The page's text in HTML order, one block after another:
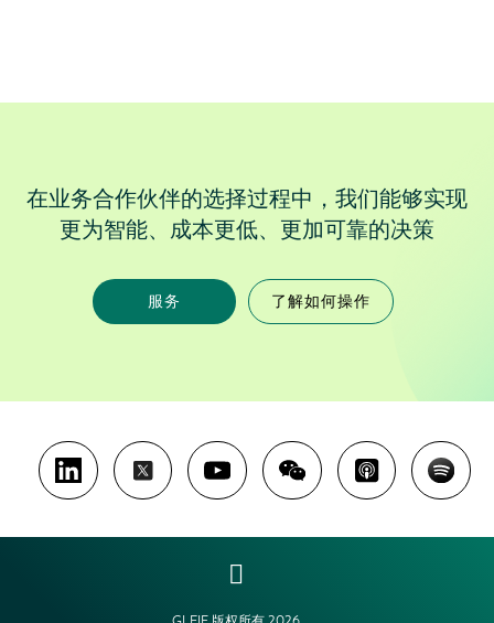
在业务合作伙伴的选择过程中，我们能够实现
更为智能、成本更低、更加可靠的决策
服务 了解如何操作